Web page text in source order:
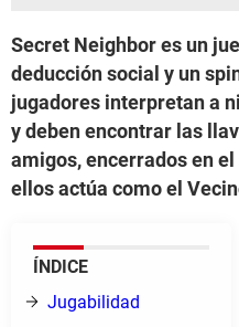
Secret Neighbor es un
deducción social y un
jugadores interpretan a
y deben encontrar las
amigos, encerrados en
ellos actúa como el
ÍNDICE
Jugabilidad